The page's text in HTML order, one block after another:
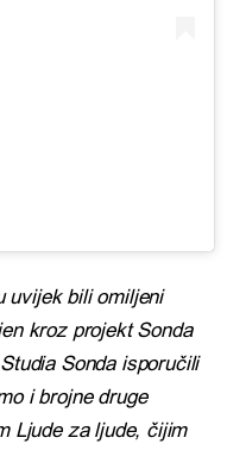
uvijek bili omiljeni
kroz projekt Sonda
Sonda isporučili
i brojne druge
Ljude za ljude, čijim